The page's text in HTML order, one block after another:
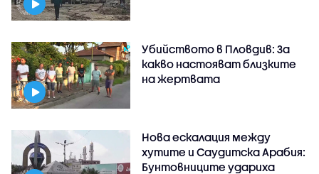
Убийството в Пловдив: За
какво настояват близките
на жертвата
Нова ескалация между
хутите и Саудитска Арабия:
Бунтовниците удариха